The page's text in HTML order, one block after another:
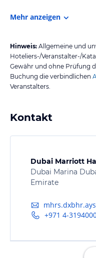
Mehr anzeigen
Hinweis: Allgemeine und
Hoteliers-/Veranstalter-/
Gewähr und ohne Prüfung
Buchung die verbindlichen
Veranstalters.
Kontakt
Dubai Marriott
Dubai Marina
Emirate
+971 4-